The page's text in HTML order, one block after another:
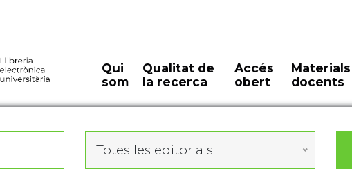
Qui
som
Qualitat de
la recerca
Accés
obert
Materials
docents
Totes les editorials